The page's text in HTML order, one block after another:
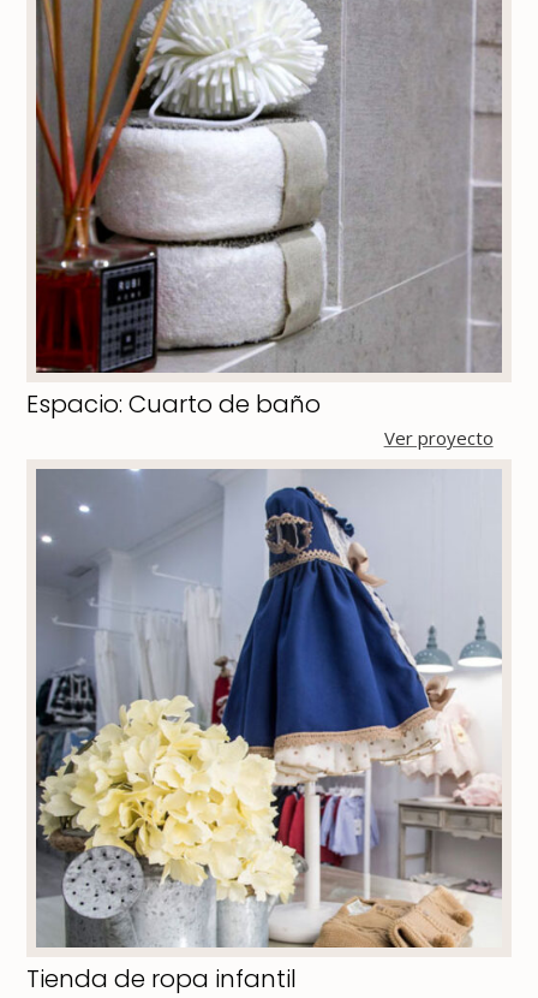
Espacio: Cuarto de baño
Ver proyecto
Tienda de ropa infantil